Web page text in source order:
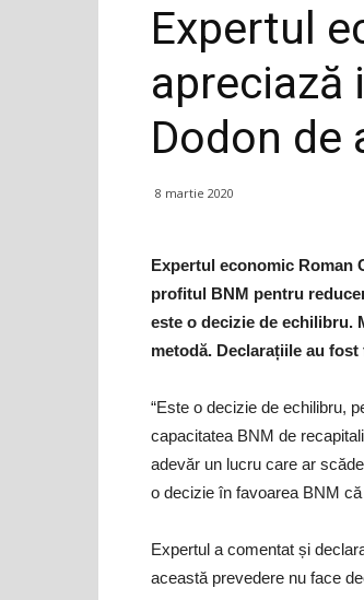
Expertul
apreciază
Dodon de
8 martie 2020
Expertul economic Roman
profitul BNM pentru
este o decizie de echilibru.
metodă. Declarațiile au
“Este o decizie de echilibru,
capacitatea BNM de
adevăr un lucru care ar
o decizie în favoarea BNM
Expertul a comentat și
această prevedere nu face